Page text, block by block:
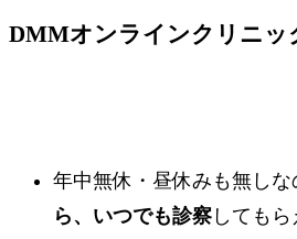
DMMオンラインクリニッ
年中無休・昼休みも無しな
ら、いつでも診察 してもら